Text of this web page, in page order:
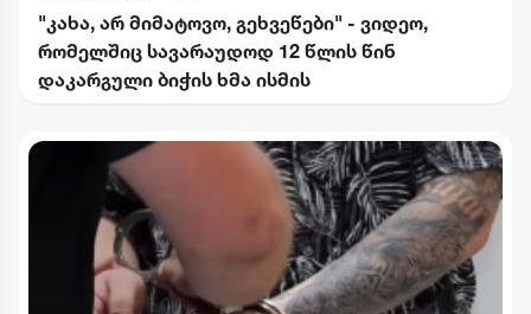
"კახა, არ მიმატოვო, გეხვეწები" - ვიდეო,
რომელშიც სავარაუდოდ 12 წლის წინ
დაკარგული ბიჭის ხმა ისმის